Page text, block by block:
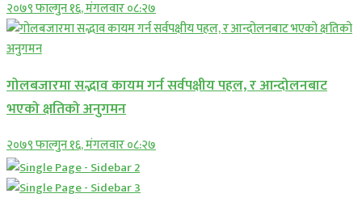
२०७९ फाल्गुन १६, मंगलवार ०८:२७
गोलबजारमा सद्भाव कायम गर्न सर्वपक्षीय पहल, र आन्दोलनबाट
भएको क्षतिको अनुगमन
२०७९ फाल्गुन १६, मंगलवार ०८:२७